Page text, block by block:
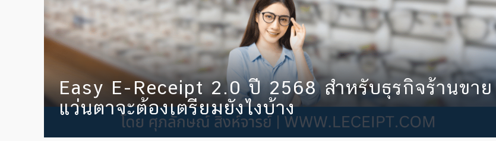
Easy E-Receipt 2.0 ปี 2568 สำหรับธุรกิจร้านขาย
แว่นตาจะต้องเตรียมยังไงบ้าง